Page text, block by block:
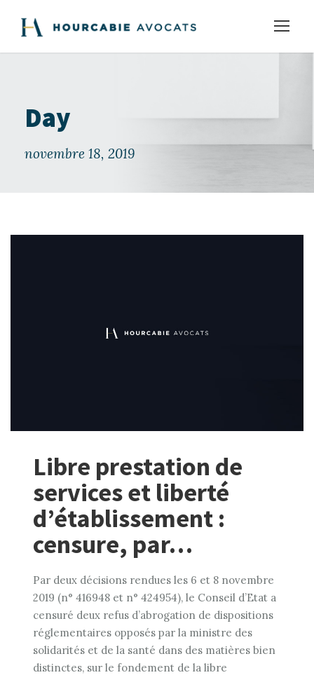
Day
novembre 18, 2019
Libre prestation de
services et liberté
d’établissement :
censure, par…
Par deux décisions rendues les 6 et 8 novembre
2019 (n° 416948 et n° 424954), le Conseil d’Etat a
censuré deux refus d’abrogation de dispositions
réglementaires opposés par la ministre des
solidarités et de la santé dans des matières bien
distinctes, sur le fondement de la libre